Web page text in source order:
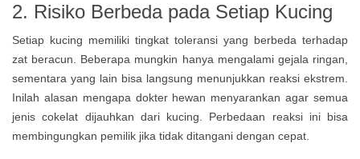
2. Risiko Berbeda pada Setiap Kucing
Setiap kucing memiliki tingkat toleransi yang berbeda terhadap
zat beracun. Beberapa mungkin hanya mengalami gejala ringan,
sementara yang lain bisa langsung menunjukkan reaksi ekstrem.
Inilah alasan mengapa dokter hewan menyarankan agar semua
jenis cokelat dijauhkan dari kucing. Perbedaan reaksi ini bisa
membingungkan pemilik jika tidak ditangani dengan cepat.